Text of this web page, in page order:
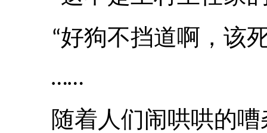
“好狗不挡道啊，该
……
随着人们闹哄哄的嘈